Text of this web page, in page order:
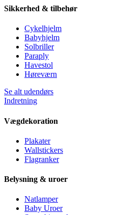
Sikkerhed & tilbehør
Cykelhjelm
Babyhjelm
Solbriller
Paraply
Havestol
Høreværn
Se alt udendørs
Indretning
Vægdekoration
Plakater
Wallstickers
Flagranker
Belysning & uroer
Natlamper
Baby Uroer